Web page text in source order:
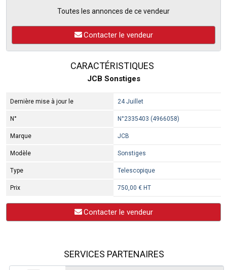
Toutes les annonces de ce vendeur
Contacter le vendeur
CARACTÉRISTIQUES
JCB Sonstiges
Dernière mise à jour le 24 Juillet
N° N°2335403 (4966058)
Marque JCB
Modèle Sonstiges
Type Telescopique
Prix 750,00 € HT
Contacter le vendeur
SERVICES PARTENAIRES